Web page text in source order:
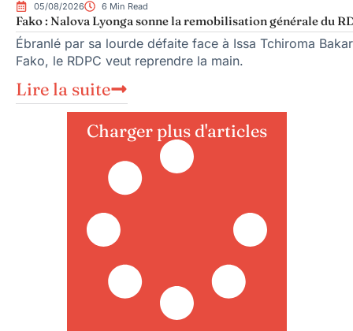
05/08/2026 6 Min Read
Fako : Nalova Lyonga sonne la remobilisation générale du
Ébranlé par sa lourde défaite face à Issa Tchiroma
Fako, le RDPC veut reprendre la main.
Lire la suite
Charger plus d'articles